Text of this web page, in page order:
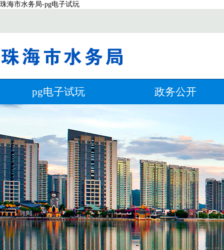
珠海市水务局-pg电子试玩
pg电子试玩 政务公开